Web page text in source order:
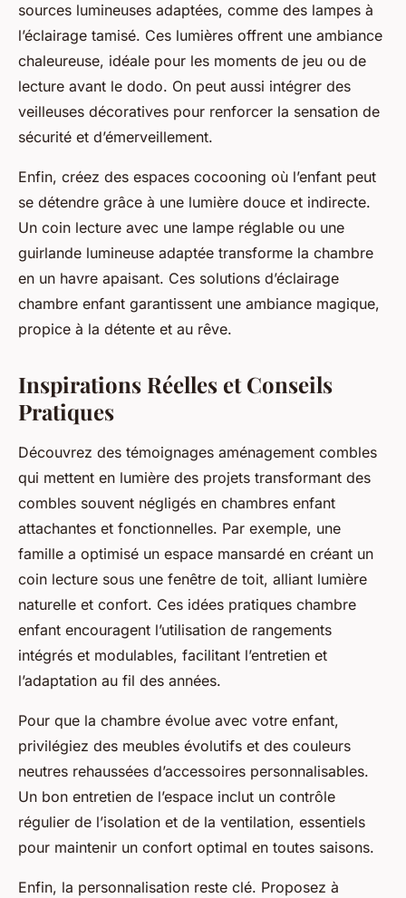
sources lumineuses adaptées, comme des lampes à
l’éclairage tamisé. Ces lumières offrent une ambiance
chaleureuse, idéale pour les moments de jeu ou de
lecture avant le dodo. On peut aussi intégrer des
veilleuses décoratives pour renforcer la sensation de
sécurité et d’émerveillement.
Enfin, créez des espaces cocooning où l’enfant peut
se détendre grâce à une lumière douce et indirecte.
Un coin lecture avec une lampe réglable ou une
guirlande lumineuse adaptée transforme la chambre
en un havre apaisant. Ces solutions d’éclairage
chambre enfant garantissent une ambiance magique,
propice à la détente et au rêve.
Inspirations Réelles et Conseils
Pratiques
Découvrez des témoignages aménagement combles
qui mettent en lumière des projets transformant des
combles souvent négligés en chambres enfant
attachantes et fonctionnelles. Par exemple, une
famille a optimisé un espace mansardé en créant un
coin lecture sous une fenêtre de toit, alliant lumière
naturelle et confort. Ces idées pratiques chambre
enfant encouragent l’utilisation de rangements
intégrés et modulables, facilitant l’entretien et
l’adaptation au fil des années.
Pour que la chambre évolue avec votre enfant,
privilégiez des meubles évolutifs et des couleurs
neutres rehaussées d’accessoires personnalisables.
Un bon entretien de l’espace inclut un contrôle
régulier de l’isolation et de la ventilation, essentiels
pour maintenir un confort optimal en toutes saisons.
Enfin, la personnalisation reste clé. Proposez à